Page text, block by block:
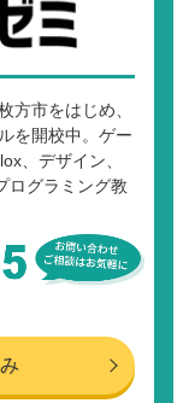
方市をはじめ、
を開校中。ゲー
、デザイン、
ログラミング教